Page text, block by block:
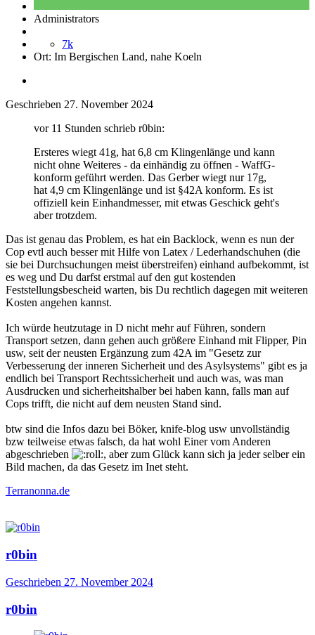
Administrators
7k
Ort: Im Bergischen Land, nahe Koeln
Geschrieben 27. November 2024
vor 11 Stunden schrieb r0bin:
Ersteres wiegt 41g, hat 6,8 cm Klingenlänge und kann
nicht ohne Weiteres - da einhändig zu öffnen - WaffG-
konform geführt werden. Das Gerber wiegt nur 17g,
hat 4,9 cm Klingenlänge und ist §42A konform. Es ist
offiziell kein Einhandmesser, mit etwas Geschick geht's
aber trotzdem.
Das ist genau das Problem, es hat ein Backlock, wenn es nun der
Cop evtl auch besser mit Hilfe von Latex / Lederhandschuhen (die
sie bei Durchsuchungen meist überstreifen) einhand aufbekommt, ist
es weg und Du darfst erstmal auf den gut kostenden
Feststellungsbescheid warten, bis Du rechtlich dagegen mit weiteren
Kosten angehen kannst.
Ich würde heutzutage in D nicht mehr auf Führen, sondern
Transport setzen, dann gehen auch größere Einhand mit Flipper, Pin
usw, seit der neusten Ergänzung zum 42A im "Gesetz zur
Verbesserung der inneren Sicherheit und des Asylsystems" gibt es ja
endlich bei Transport Rechtssicherheit und auch was, was man
Ausdrucken und sicherheitshalber bei haben kann, falls man auf
Cops trifft, die nicht auf dem neusten Stand sind.
btw sind die Infos dazu bei Böker, knife-blog usw unvollständig
bzw teilweise etwas falsch, da hat wohl Einer vom Anderen
abgeschrieben
, aber zum Glück kann sich ja jeder selber ein
Bild machen, da das Gesetz im Inet steht.
Terranonna.de
r0bin
Geschrieben 27. November 2024
r0bin